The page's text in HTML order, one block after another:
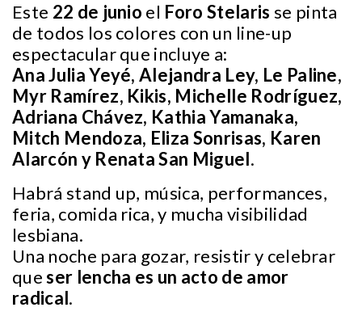
Este 22 de junio el Foro Stelaris se pinta
de todos los colores con un line-up
espectacular que incluye a:
Ana Julia Yeyé, Alejandra Ley, Le Paline,
Myr Ramírez, Kikis, Michelle Rodríguez,
Adriana Chávez, Kathia Yamanaka,
Mitch Mendoza, Eliza Sonrisas, Karen
Alarcón y Renata San Miguel.
Habrá stand up, música, performances,
feria, comida rica, y mucha visibilidad
lesbiana.
Una noche para gozar, resistir y celebrar
queser lencha es un acto de amor
radical.